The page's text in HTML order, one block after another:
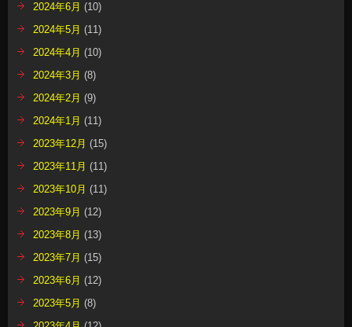
2024年6月 (10)
2024年5月 (11)
2024年4月 (10)
2024年3月 (8)
2024年2月 (9)
2024年1月 (11)
2023年12月 (15)
2023年11月 (11)
2023年10月 (11)
2023年9月 (12)
2023年8月 (13)
2023年7月 (15)
2023年6月 (12)
2023年5月 (8)